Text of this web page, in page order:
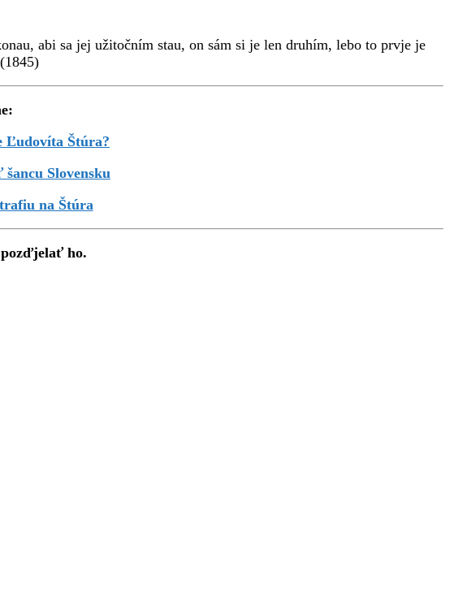
abi sa jej užitočním stau, on sám si je len druhím, lebo to prvje je
Ľudovíta Štúra?
Slovensku
na Štúra
ho.